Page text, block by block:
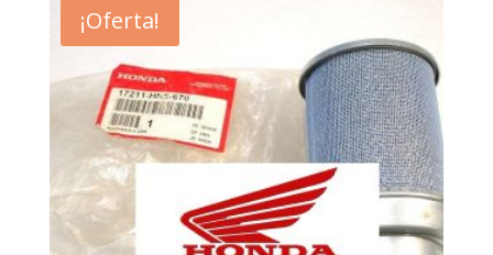
¡Oferta!